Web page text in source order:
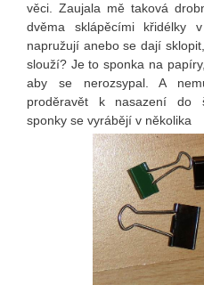
věci. Zaujala mě taková
dvěma sklápěcími křidélky
napružují anebo se dají
slouží? Je to sponka na
aby se nerozsypal. A
proděravět k nasazení do
sponky se vyrábějí v několika